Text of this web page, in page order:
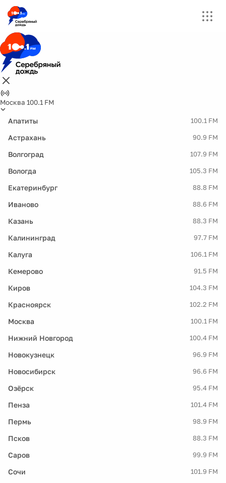
Москва 100.1 FM
Апатиты 100.1 FM
Астрахань 90.9 FM
Волгоград 107.9 FM
Вологда 105.3 FM
Екатеринбург 88.8 FM
Иваново 88.6 FM
Казань 88.3 FM
Калининград 97.7 FM
Калуга 106.1 FM
Кемерово 91.5 FM
Киров 104.3 FM
Красноярск 102.2 FM
Москва 100.1 FM
Нижний Новгород 100.4 FM
Новокузнецк 96.9 FM
Новосибирск 96.6 FM
Озёрск 95.4 FM
Пенза 101.4 FM
Пермь 98.9 FM
Псков 88.3 FM
Саров 99.9 FM
Сочи 101.9 FM